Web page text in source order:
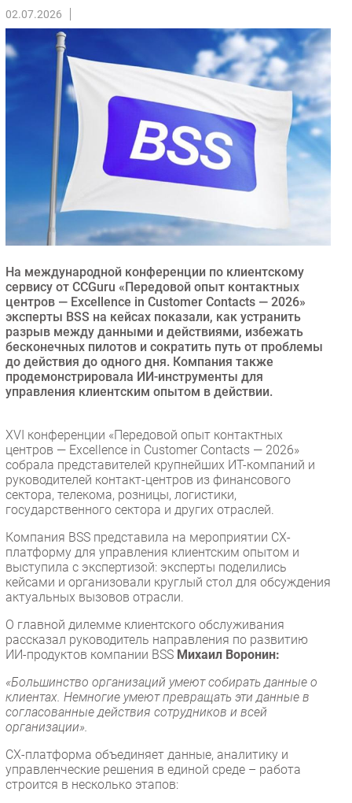
Интеграция
Рынок ПК
Маркетинг
Торговые сети
Оборудование
Outsourcing
Кадры
Регулирование
Финансы
Web
Инновации
CIO/Управление ИТ
Гаджеты
Здоровье
РАЗДЕЛЫ
Аналитика
Интервью
Мероприятия
Проекты
IT класс
Тестовый стенд
Каталог компаний
02.07.2026
На международной конференции по клиентскому
сервису от CCGuru «Передовой опыт контактных
центров — Excellence in Customer Contacts — 2026»
эксперты BSS на кейсах показали, как устранить
разрыв между данными и действиями, избежать
бесконечных пилотов и сократить путь от проблемы
до действия до одного дня. Компания также
продемонстрировала ИИ-инструменты для
управления клиентским опытом в действии.
XVI конференции «Передовой опыт контактных
центров — Excellence in Customer Contacts — 2026»
собрала представителей крупнейших ИТ-компаний и
руководителей контакт-центров из финансового
сектора, телекома, розницы, логистики,
государственного сектора и других отраслей.
Компания BSS представила на мероприятии CX-
платформу для управления клиентским опытом и
выступила с экспертизой: эксперты поделились
кейсами и организовали круглый стол для обсуждения
актуальных вызовов отрасли.
О главной дилемме клиентского обслуживания
рассказал руководитель направления по развитию
ИИ-продуктов компании BSS Михаил Воронин:
«Большинство организаций умеют собирать данные о
клиентах. Немногие умеют превращать эти данные в
согласованные действия сотрудников и всей
организации».
CX-платформа объединяет данные, аналитику и
управленческие решения в единой среде – работа
строится в несколько этапов: